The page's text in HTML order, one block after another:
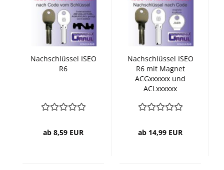
Nachschlüssel ISEO
R6
ab 8,59 EUR
Nachschlüssel ISEO
R6 mit Magnet
ACGxxxxxx und
ACLxxxxxx
ab 14,99 EUR